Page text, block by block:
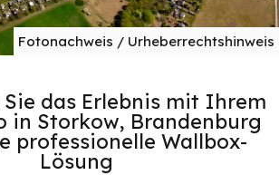
Fotonachweis / Urheberrechtshinweis
das Erlebnis mit Ihrem
in Storkow, Brandenburg
professionelle Wallbox-
Lösung